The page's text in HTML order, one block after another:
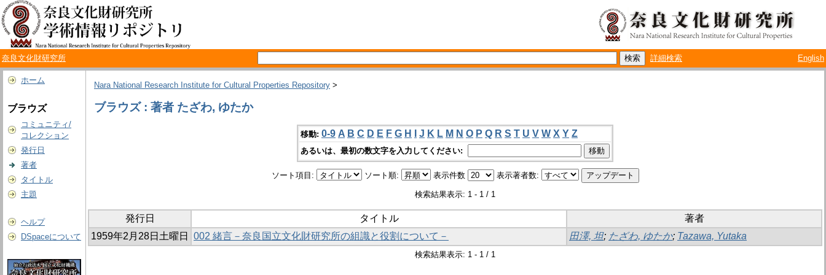
奈良文化財研究所 詳細検索 English
ホーム
ブラウズ
コミュニティ/
コレクション
発行日
著者
タイトル
主題
ヘルプ
DSpaceについて
Nara National Research Institute for Cultural Properties Repository >
ブラウズ : 著者 たざわ, ゆたか
移動: 0-9 A B C D E F G H J K L M N O P Q R S T U V W X Y Z
あるいは、最初の数文字を入力してください:
ソート項目: ソート順: 表示件数 表示著者数:
検索結果表示: 1 - 1 / 1
発行日 タイトル
著者
1959年2月28日土曜日
002 緒言－奈良国立文化財研究所の組識と役割について－ 田澤, 坦; たざわ, ゆたか; Tazawa, Yutaka
検索結果表示: 1 - 1 / 1